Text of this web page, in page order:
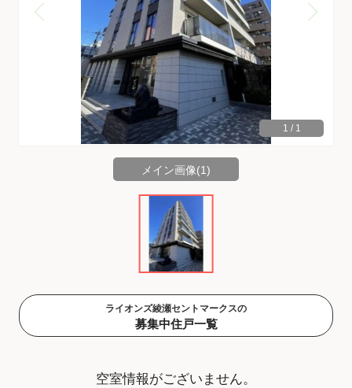
1 / 1
メイン画像(1)
ライオンズ綾瀬セントマークスの
募集中住戸一覧
空室情報がございません。